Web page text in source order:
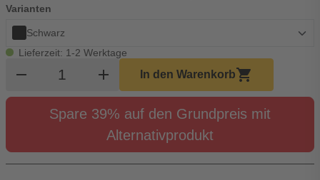
Varianten
Schwarz
Lieferzeit: 1-2 Werktage
remove Produkt Warenkorb Menge
add In den Warenkorbshopping_cart
Spare 39% auf den Grundpreis mit
Alternativprodukt